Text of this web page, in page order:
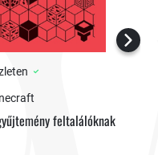
feltalálóknak